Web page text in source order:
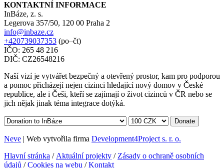
KONTAKTNÍ INFORMACE
InBáze, z. s.
Legerova 357/50, 120 00 Praha 2
info@inbaze.cz
+420739037353 (po–čt)
IČO: 265 48 216
DIČ: CZ26548216
Naší vizí je vytvářet bezpečný a otevřený prostor, kam pro podporou
a pomoc přicházejí nejen cizinci hledající nový domov v České
republice, ale i Češi, kteří se zajímají o život cizinců v ČR nebo se
jich nějak jinak téma integrace dotýká.
Donate
Neve | Web vytvořila firma Development4Project s. r. o.
Hlavní stránka / Aktuální projekty / Zásady o ochraně osobních
údajů /Cookies na webu /Kontakt